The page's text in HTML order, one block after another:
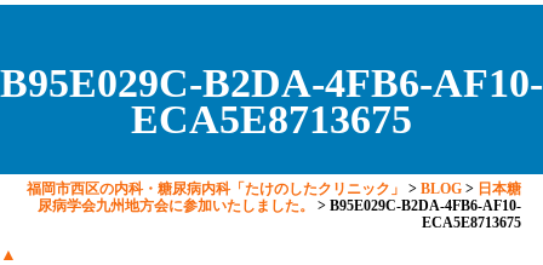
B95E029C-B2DA-4FB6-AF10-
ECA5E8713675
福岡市西区の内科・糖尿病内科「たけのしたクリニック」 >BLOG > 日本糖
尿病学会九州地方会に参加いたしました。
>B95E029C-B2DA-4FB6-AF10-
ECA5E8713675
▲